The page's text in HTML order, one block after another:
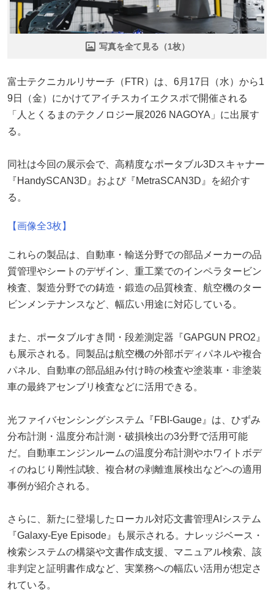
写真を全て見る（1枚）
富士テクニカルリサーチ（FTR）は、6月17日（水）から1
9日（金）にかけてアイチスカイエクスポで開催される
「人とくるまのテクノロジー展2026 NAGOYA」に出展す
る。
同社は今回の展示会で、高精度なポータブル3Dスキャナー
『HandySCAN3D』および『MetraSCAN3D』を紹介す
る。
【画像全3枚】
これらの製品は、自動車・輸送分野での部品メーカーの品
質管理やシートのデザイン、重工業でのインペラタービン
検査、製造分野での鋳造・鍛造の品質検査、航空機のター
ビンメンテナンスなど、幅広い用途に対応している。
また、ポータブルすき間・段差測定器『GAPGUN PRO2』
も展示される。同製品は航空機の外部ボディパネルや複合
パネル、自動車の部品組み付け時の検査や塗装車・非塗装
車の最終アセンブリ検査などに活用できる。
光ファイバセンシングシステム『FBI-Gauge』は、ひずみ
分布計測・温度分布計測・破損検出の3分野で活用可能
だ。自動車エンジンルームの温度分布計測やホワイトボデ
ィのねじり剛性試験、複合材の剥離進展検出などへの適用
事例が紹介される。
さらに、新たに登場したローカル対応文書管理AIシステム
『Galaxy-Eye Episode』も展示される。ナレッジベース・
検索システムの構築や文書作成支援、マニュアル検索、該
非判定と証明書作成など、実業務への幅広い活用が想定さ
れている。